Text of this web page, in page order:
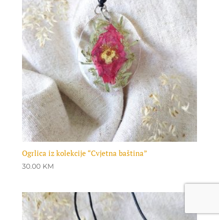
Ogrlica iz kolekcije “Cvjetna baština”
30.00 KM